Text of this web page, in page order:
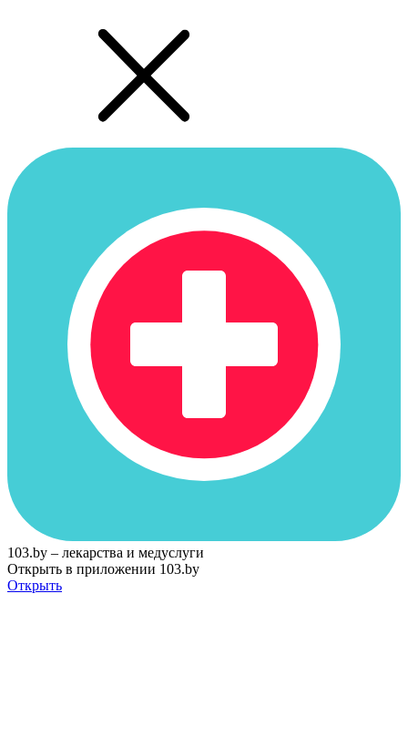
103.by – лекарства и медуслуги
Открыть в приложении 103.by
Открыть